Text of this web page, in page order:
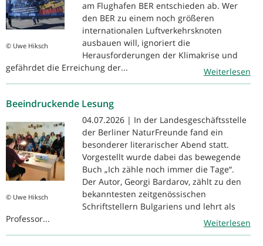
© Uwe Hiksch
am Flughafen BER entschieden ab. Wer
den BER zu einem noch größeren
internationalen Luftverkehrsknoten
ausbauen will, ignoriert die
Herausforderungen der Klimakrise und
gefährdet die Erreichung der...
Weiterlesen
Beeindruckende Lesung
© Uwe Hiksch
04.07.2026 | In der Landesgeschäftsstelle
der Berliner NaturFreunde fand ein
besonderer literarischer Abend statt.
Vorgestellt wurde dabei das bewegende
Buch „Ich zähle noch immer die Tage“.
Der Autor, Georgi Bardarov, zählt zu den
bekanntesten zeitgenössischen
Schriftstellern Bulgariens und lehrt als
Professor...
Weiterlesen